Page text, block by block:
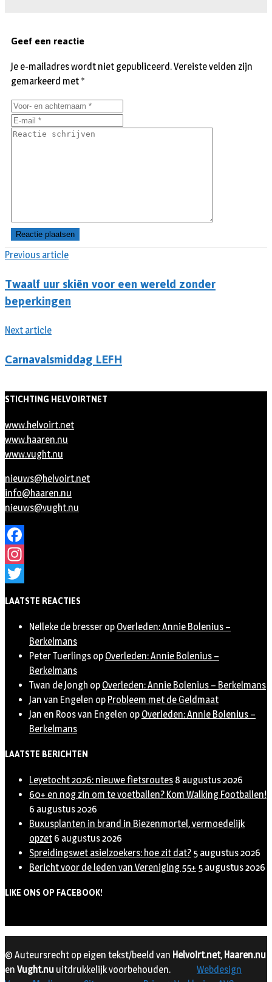
Previous article
Twaalf uur skiën voor een wereld zonder
beperkingen
Next article
Carnavalsmiddag LEFH
Geef een reactie
Je e-mailadres wordt niet gepubliceerd.Vereiste velden zijn
gemarkeerd met *
STICHTING HELVOIRTNET
www.helvoirt.net
www.haaren.nu
www.vught.nu
nieuws@helvoirt.net
info@haaren.nu
nieuws@vught.nu
Facebook
Instagram
LAATSTE REACTIES
Nelleke de bresser op Overleden: Annie Bolenius –
Berkelmans
Peter Tuerlings op Overleden: Annie Bolenius –
Berkelmans
Twan de Jongh op Overleden: Annie Bolenius – Berkelmans
Jan van Engelen op Probleem met de Geldmaat
Jan en Roos van Engelen op Overleden: Annie Bolenius –
Berkelmans
LAATSTE BERICHTEN
Leyetocht 2026: nieuwe fietsroutes 8 augustus 2026
60+ en nog zin om te voetballen? Kom Walking Footballen!
6 augustus 2026
Buxusplanten in brand in Biezenmortel, vermoedelijk
opzet 6 augustus 2026
Spreidingswet asielzoekers: hoe zit dat? 5 augustus 2026
Bericht voor de leden van Vereniging 55+ 5 augustus 2026
LIKE ONS OP FACEBOOK!
© Auteursrecht op eigen tekst/beeld van Helvoirt.net, Haaren.nu
en Vught.nu uitdrukkelijk voorbehouden.
Webdesign